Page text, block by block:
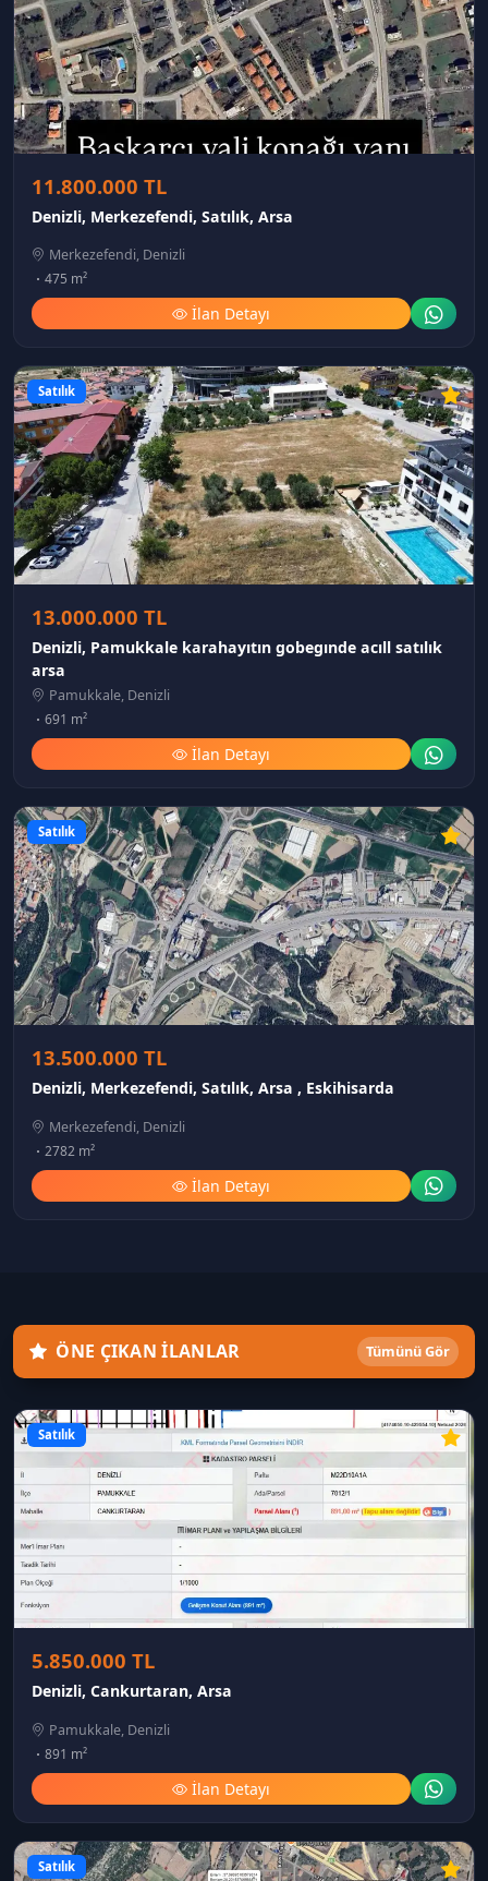
11.800.000 TL
Denizli, Merkezefendi, Satılık, Arsa
Merkezefendi, Denizli
475 m²
İlan Detayı
Satılık
13.000.000 TL
Denizli, Pamukkale karahayıtın gobegınde acıll satılık
arsa
Pamukkale, Denizli
691 m²
İlan Detayı
Satılık
13.500.000 TL
Denizli, Merkezefendi, Satılık, Arsa , Eskihisarda
Merkezefendi, Denizli
2782 m²
İlan Detayı
ÖNE ÇIKAN İLANLAR Tümünü Gör
Satılık
5.850.000 TL
Denizli, Cankurtaran, Arsa
Pamukkale, Denizli
891 m²
İlan Detayı
Satılık